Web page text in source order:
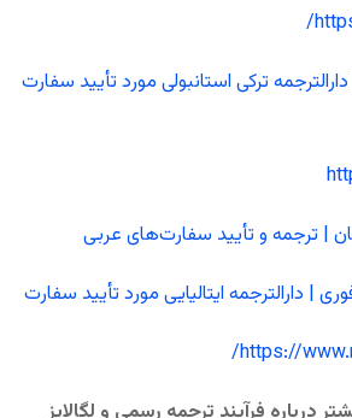
ترکی استانبولی مورد تأیید سفارت
| ترجمه و تأیید سفارت‌های عربی
| دارالترجمه ایتالیایی مورد تأیید سفارت
https://